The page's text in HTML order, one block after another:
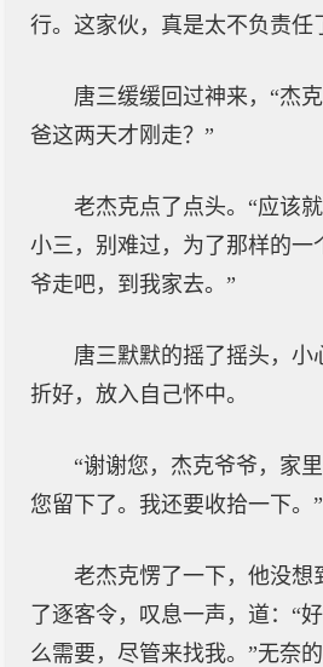
行。这家伙，真是太不负责任
唐三缓缓回过神来，“杰
爸这两天才刚走？”
老杰克点了点头。“应该
小三，别难过，为了那样的一
爷走吧，到我家去。”
唐三默默的摇了摇头，小
折好，放入自己怀中。
“谢谢您，杰克爷爷，家
您留下了。我还要收拾一下。”
老杰克愣了一下，他没想
了逐客令，叹息一声，道：“
么需要，尽管来找我。”无奈